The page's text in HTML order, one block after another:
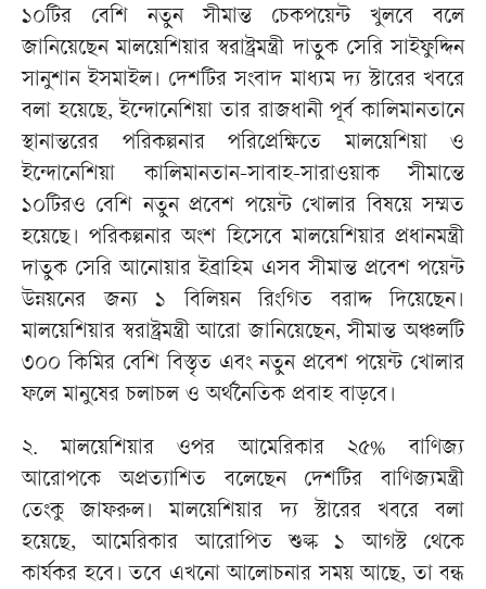
১০টির বেশি নতুন সীমান্ত চেকপয়েন্ট খুলবে বলে
জানিয়েছেন মালয়েশিয়ার স্বরাষ্ট্রমন্ত্রী দাতুক সেরি সাইফুদ্দিন
সানুশান ইসমাইল। দেশটির সংবাদ মাধ্যম দ্য স্টারের খবরে
বলা হয়েছে, ইন্দোনেশিয়া তার রাজধানী পূর্ব কালিমানতানে
স্থানান্তরের পরিকল্পনার পরিপ্রেক্ষিতে মালয়েশিয়া ও
ইন্দোনেশিয়া কালিমানতান-সাবাহ-সারাওয়াক সীমান্তে
১০টিরও বেশি নতুন প্রবেশ পয়েন্ট খোলার বিষয়ে সম্মত
হয়েছে। পরিকল্পনার অংশ হিসেবে মালয়েশিয়ার প্রধানমন্ত্রী
দাতুক সেরি আনোয়ার ইব্রাহিম এসব সীমান্ত প্রবেশ পয়েন্ট
উন্নয়নের জন্য ১ বিলিয়ন রিংগিত বরাদ্দ দিয়েছেন।
মালয়েশিয়ার স্বরাষ্ট্রমন্ত্রী আরো জানিয়েছেন, সীমান্ত অঞ্চলটি
৩০০ কিমির বেশি বিস্তৃত এবং নতুন প্রবেশ পয়েন্ট খোলার
ফলে মানুষের চলাচল ও অর্থনৈতিক প্রবাহ বাড়বে।
২. মালয়েশিয়ার ওপর আমেরিকার ২৫% বাণিজ্য
আরোপকে অপ্রত্যাশিত বলেছেন দেশটির বাণিজ্যমন্ত্রী
তেংকু জাফরুল। মালয়েশিয়ার দ্য স্টারের খবরে বলা
হয়েছে, আমেরিকার আরোপিত শুল্ক ১ আগস্ট থেকে
কার্যকর হবে। তবে এখনো আলোচনার সময় আছে, তা বন্ধ